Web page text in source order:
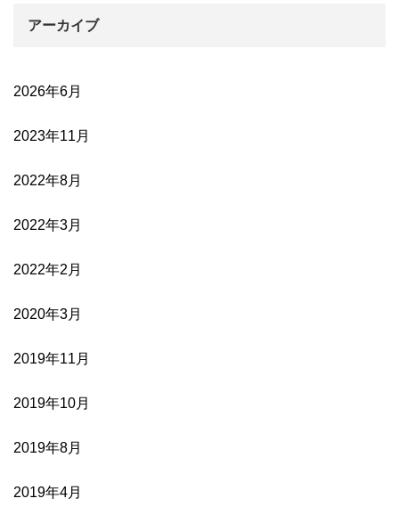
アーカイブ
2026年6月
2023年11月
2022年8月
2022年3月
2022年2月
2020年3月
2019年11月
2019年10月
2019年8月
2019年4月